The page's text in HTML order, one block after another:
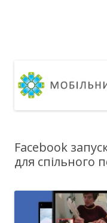
Facebook
для спільного